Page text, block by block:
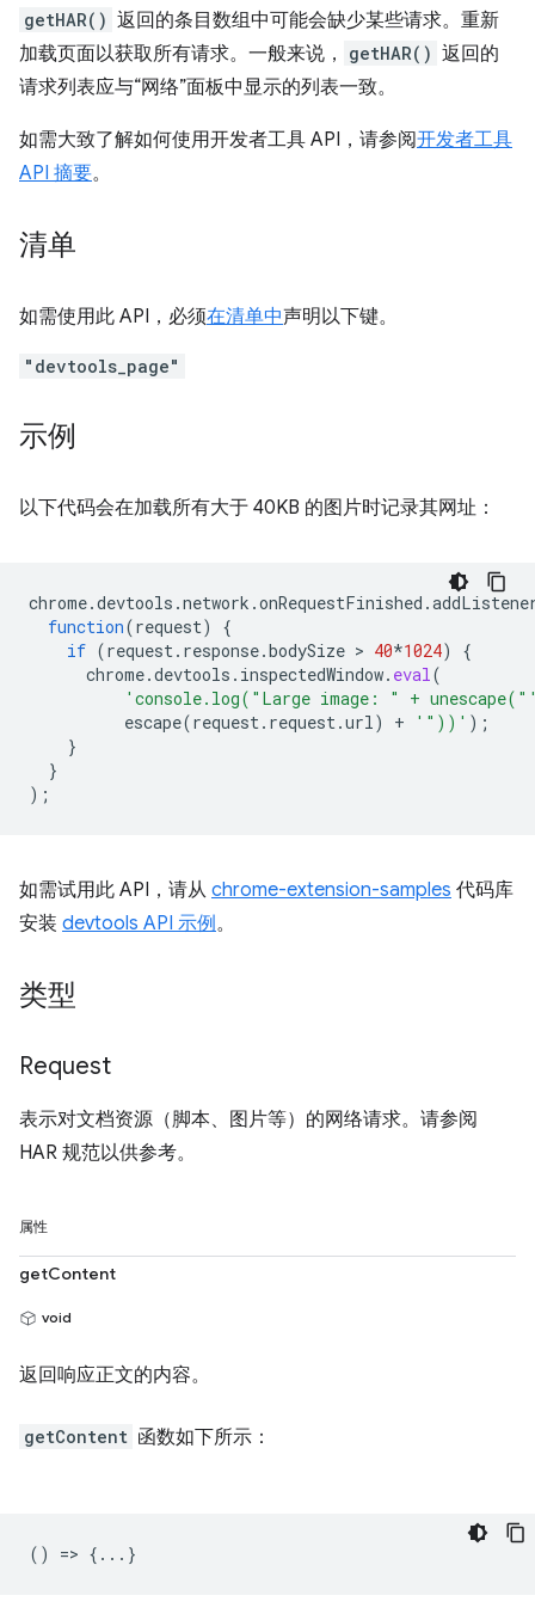
getHAR() 返回的条目数组中可能会缺少某些请求。重新
加载页面以获取所有请求。一般来说，
getHAR() 返回的
请求列表应与“网络”面板中显示的列表一致。
如需大致了解如何使用开发者工具 API，请参阅开发者工具
API 摘要。
清单
如需使用此 API，必须在清单中声明以下键。
"devtools_page"
示例
以下代码会在加载所有大于 40KB 的图片时记录其网址：
chrome.devtools .network .onRequestFinished .
function(request)
{
if (request. response.bodySize > 40*1024)
{
chrome.devtools . inspectedWindow. eval(
'console.log("Large image: " +
escape(request. request.url) + '"))' );
}
}
);
如需试用此 API，请从 chrome-extension-samples 代码库
安装 devtools API 示例。
类型
Request
表示对文档资源（脚本、图片等）的网络请求。请参阅
HAR 规范以供参考。
属性
getContent
void
返回响应正文的内容。
getContent 函数如下所示：
() => {...}